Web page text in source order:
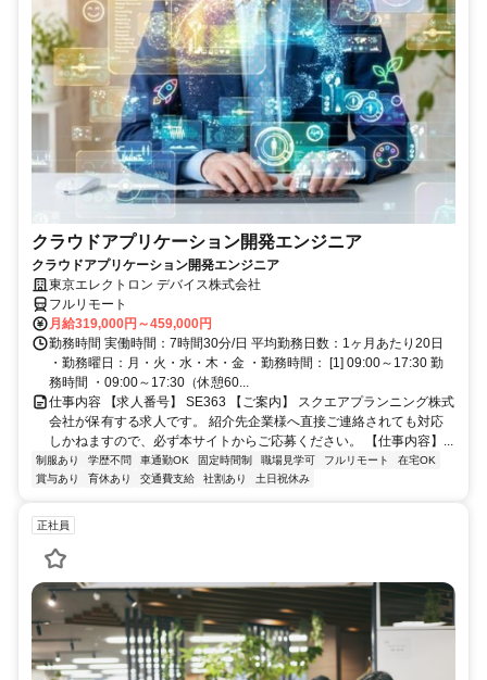
クラウドアプリケーション開発エンジニア
クラウドアプリケーション開発エンジニア
東京エレクトロン デバイス株式会社
フルリモート
月給319,000円～459,000円
勤務時間 実働時間：7時間30分/日 平均勤務日数：1ヶ月あたり20日
・勤務曜日：月・火・水・木・金 ・勤務時間： [1] 09:00～17:30 勤
務時間 ・09:00～17:30（休憩60...
仕事内容 【求人番号】 SE363 【ご案内】 スクエアプランニング株式
会社が保有する求人です。 紹介先企業様へ直接ご連絡されても対応
しかねますので、必ず本サイトからご応募ください。 【仕事内容】...
制服あり 学歴不問 車通勤OK 固定時間制 職場見学可 フルリモート
在宅OK
賞与あり
育休あり 交通費支給 社割あり 土日祝休み
正社員